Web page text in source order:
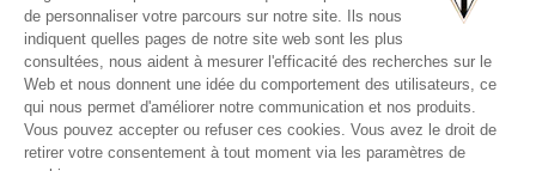
de personnaliser votre parcours sur notre site. Ils nous
indiquent quelles pages de notre site web sont les plus
consultées, nous aident à mesurer l'efficacité des recherches sur le
Web et nous donnent une idée du comportement des utilisateurs, ce
qui nous permet d'améliorer notre communication et nos produits.
Vous pouvez accepter ou refuser ces cookies. Vous avez le droit de
retirer votre consentement à tout moment via les paramètres de
Conditions générales de vente
CGV billetterie
Mentions légales
Politique cookies